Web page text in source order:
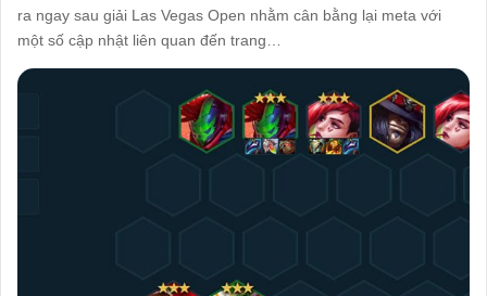
ra ngay sau giải Las Vegas Open nhằm cân bằng lại meta với
một số cập nhật liên quan đến trang…